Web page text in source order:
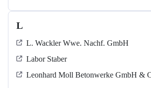
L
L. Wackler Wwe. Nachf. GmbH
Labor Staber
Leonhard Moll Betonwerke GmbH &